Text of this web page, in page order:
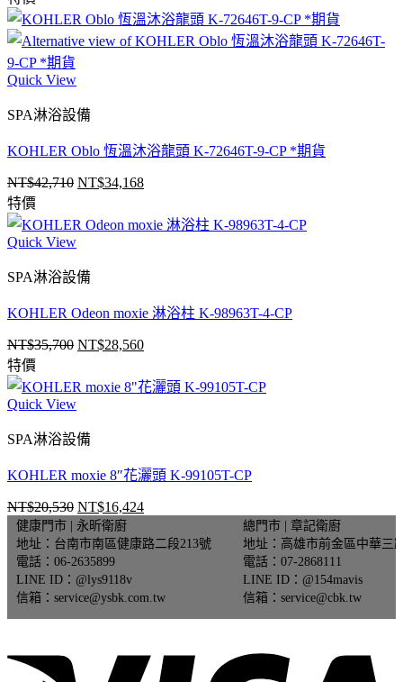
價
格：
價
格：
Quick View
SPA淋浴設備
KOHLER Oblo 恆溫沐浴龍頭 K-72646T-9-CP *期貨
NT$42,710 原
價
NT$42,710。
NT$34,168目
價
特價
Quick View
SPA淋浴設備
KOHLER Odeon moxie 淋浴柱 K-98963T-4-CP
NT$35,700 原
價
NT$35,700。
NT$28,560目
價
特價
Quick View
SPA淋浴設備
KOHLER moxie 8″花灑頭 K-99105T-CP
NT$20,530 原
始
價
格：
NT$20,530。
NT$16,424目
價
NT$16,424。
健康門市 | 永昕衛廚
地址：台南市南區健康路二段213號
電話：06-2635899
LINE ID：@lys9118v
信箱：service@ysbk.com.tw
總門市 | 章記衛廚
地址：高雄市前金區中華三
電話：07-2868111
LINE ID：@154mavis
信箱：service@cbk.tw